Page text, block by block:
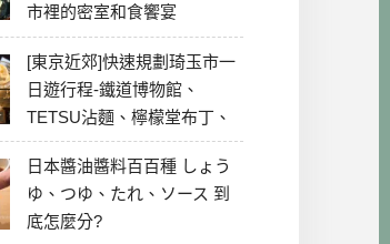
市裡的密室和食饗宴
[東京近郊]快速規劃琦玉市一
日遊行程-鐵道博物館、
TETSU沾麵、檸檬堂布丁、
冰川神社、美食彙整
日本醬油醬料百百種 しょう
ゆ、つゆ、たれ、ソース 到
底怎麼分?